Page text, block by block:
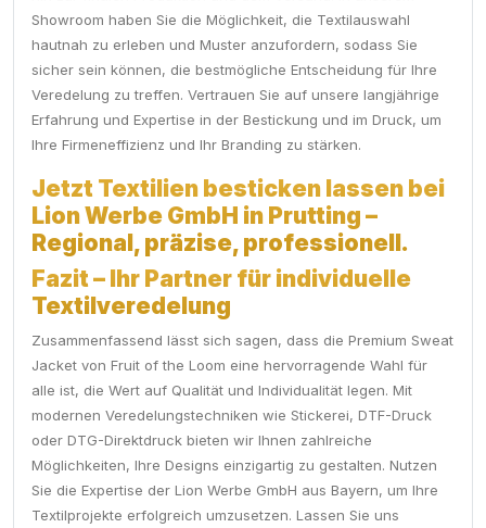
Showroom haben Sie die Möglichkeit, die Textilauswahl
hautnah zu erleben und Muster anzufordern, sodass Sie
sicher sein können, die bestmögliche Entscheidung für Ihre
Veredelung zu treffen. Vertrauen Sie auf unsere langjährige
Erfahrung und Expertise in der Bestickung und im Druck, um
Ihre Firmeneffizienz und Ihr Branding zu stärken.
Jetzt Textilien besticken lassen bei
Lion Werbe GmbH in Prutting –
Regional, präzise, professionell.
Fazit – Ihr Partner für individuelle
Textilveredelung
Zusammenfassend lässt sich sagen, dass die Premium Sweat
Jacket von Fruit of the Loom eine hervorragende Wahl für
alle ist, die Wert auf Qualität und Individualität legen. Mit
modernen Veredelungstechniken wie Stickerei, DTF-Druck
oder DTG-Direktdruck bieten wir Ihnen zahlreiche
Möglichkeiten, Ihre Designs einzigartig zu gestalten. Nutzen
Sie die Expertise der Lion Werbe GmbH aus Bayern, um Ihre
Textilprojekte erfolgreich umzusetzen. Lassen Sie uns